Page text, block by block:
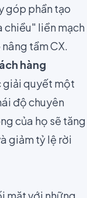
góp phần tạo
chiều" liền mạch
tầm CX.
hàng
giải quyết một
độ chuyên
của họ sẽ tăng
giảm tỷ lệ rời
mặt với những